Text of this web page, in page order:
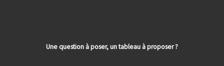
Une question à poser, un tableau à proposer ?